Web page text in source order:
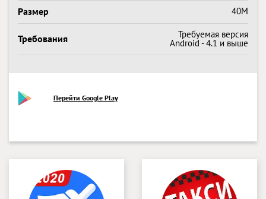
Размер 40M
Требования Требуемая версия
Android - 4.1 и выше
Перейти Google Play